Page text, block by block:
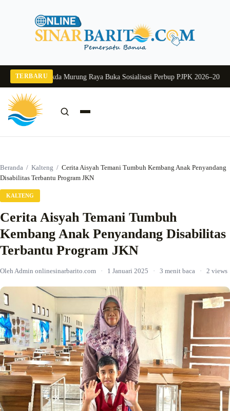
TERBARU
2026Pj Sekda Murung Raya Buka Sosialisasi Perbup PJPK 2026–2030
Beranda / Kalteng / Cerita Aisyah Temani Tumbuh Kembang Anak Penyandang
Disabilitas Terbantu Program JKN
KALTENG
Cerita Aisyah Temani Tumbuh
Kembang Anak Penyandang Disabilitas
Terbantu Program JKN
Oleh Admin onlinesinarbarito.com · 1 Januari 2025 · 3 menit baca · 2 views